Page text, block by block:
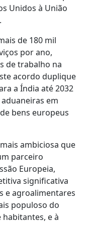
Unidos à União
de 180 mil
por ano,
de trabalho na
acordo duplique
a Índia até 2032
em
bens europeus
ambiciosa que
parceiro
Europeia,
significativa
e agroalimentares
populoso do
e à